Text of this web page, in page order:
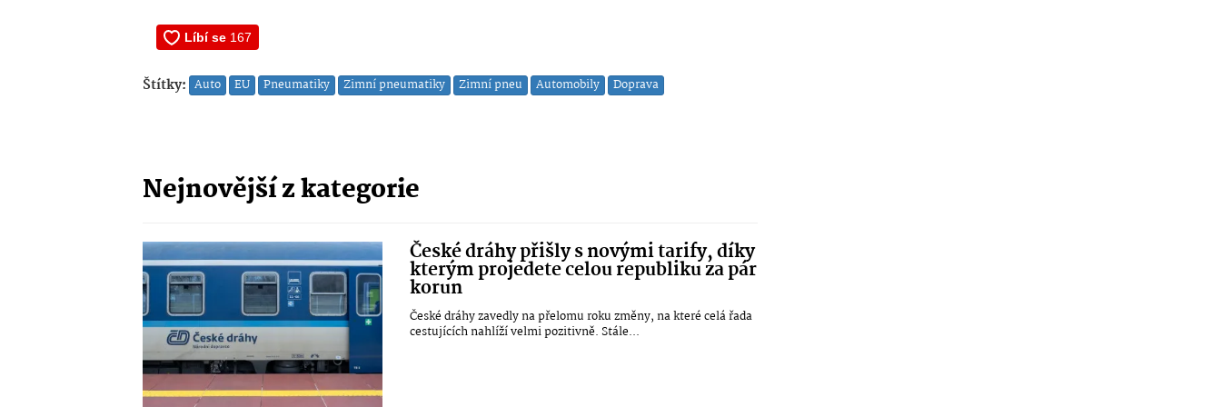
Štítky: Auto EU Pneumatiky Zimní pneumatiky Zimní pneu Automobily Doprava
Nejnovější z kategorie
České dráhy přišly s novými tarify, díky
kterým projedete celou republiku za pár
korun
České dráhy zavedly na přelomu roku změny, na které celá řada
cestujících nahlíží velmi pozitivně. Stále...